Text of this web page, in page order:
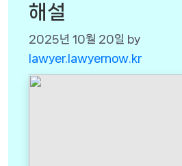
해설
2025년 10월 20일 by
lawyer.lawyernow.kr